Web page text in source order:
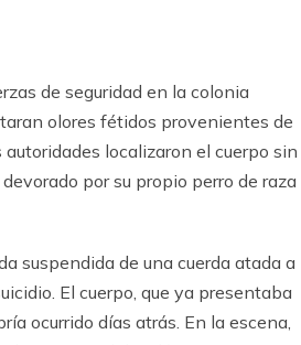
de seguridad en la colonia
olores fétidos provenientes de
localizaron el cuerpo sin
por su propio perro de raza
suspendida de una cuerda atada a
El cuerpo, que ya presentaba
ocurrido días atrás. En la escena,